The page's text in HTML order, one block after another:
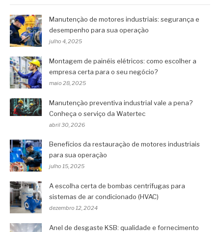
Manutenção de motores industriais: segurança e
desempenho para sua operação
julho 4, 2025
Montagem de painéis elétricos: como escolher a
empresa certa para o seu negócio?
maio 28, 2025
Manutenção preventiva industrial vale a pena?
Conheça o serviço da Watertec
abril 30, 2026
Benefícios da restauração de motores industriais
para sua operação
julho 15, 2025
A escolha certa de bombas centrífugas para
sistemas de ar condicionado (HVAC)
dezembro 12, 2024
Anel de desgaste KSB: qualidade e fornecimento